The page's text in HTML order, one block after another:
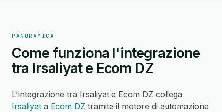
PANORAMICA
Come funziona l'integrazione
tra Irsaliyat e Ecom DZ
L'integrazione tra Irsaliyat e Ecom DZ collega
Irsaliyat a Ecom DZ tramite il motore di automazione